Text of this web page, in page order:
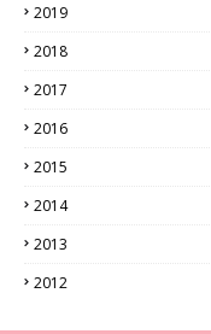
2019
2018
2017
2016
2015
2014
2013
2012